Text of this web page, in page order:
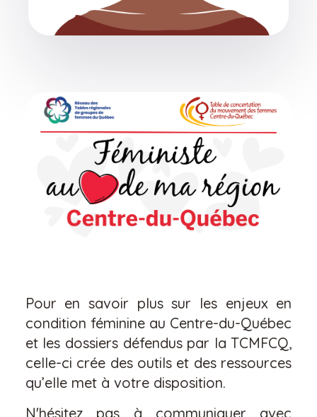
Pour en savoir plus sur les enjeux en
condition féminine au Centre-du-Québec
et les dossiers défendus par la TCMFCQ,
celle-ci crée des outils et des ressources
qu’elle met à votre disposition.
N'hésitez pas à communiquer avec